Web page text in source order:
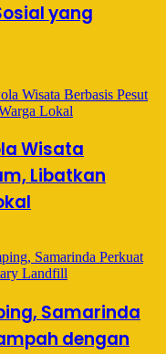
yang
Wisata
Libatkan
Samarinda
dengan